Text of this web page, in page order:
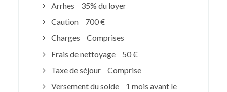
Arrhes
35% du loyer
Caution
700 €
Charges
Comprises
Frais de nettoyage
50 €
Taxe de séjour
Comprise
Versement du solde
1 mois avant le